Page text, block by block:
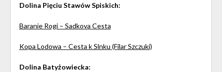
Dolina Pięciu Stawów Spiskich:
Baranie Rogi – Sadkova Cesta
Kopa Lodowa – Cesta k Slnku (Filar Szczuki)
Dolina Batyżowiecka: